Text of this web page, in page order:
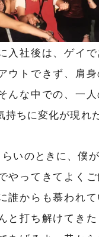
入社後は、ゲイ
ウトできず、肩
んな中での、一
持ちに変化が現れ
らいのときに、僕
やってきてよく
誰からも慕われ
と打ち解けてきた